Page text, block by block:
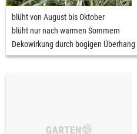
blüht von August bis Oktober
blüht nur nach warmen Sommern
Dekowirkung durch bogigen Überhang